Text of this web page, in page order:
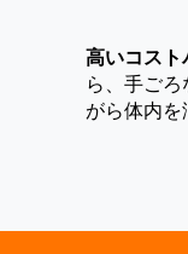
高いコスト
ら、手ご
がら体内を